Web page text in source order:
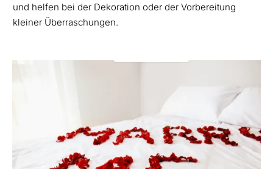
und helfen bei der Dekoration oder der Vorbereitung
kleiner Überraschungen.